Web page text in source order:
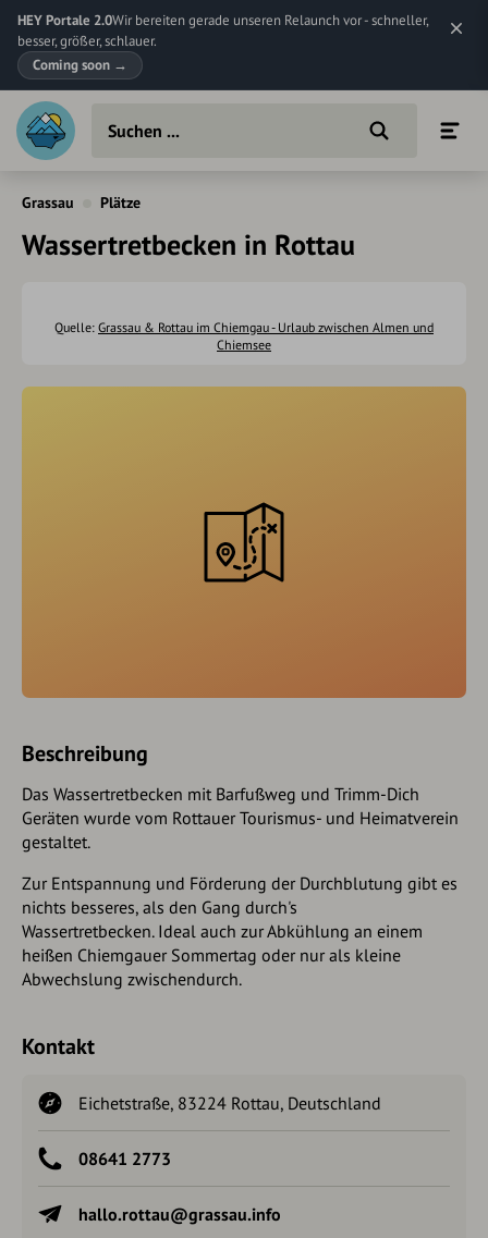
HEY Portale 2.0Wir bereiten gerade unseren Relaunch vor - schneller,
besser, größer, schlauer.
Coming soon →
Grassau Plätze
Wassertretbecken in Rottau
Quelle: Grassau & Rottau im Chiemgau - Urlaub zwischen Almen und
Chiemsee
Beschreibung
Das Wassertretbecken mit Barfußweg und Trimm-Dich
Geräten wurde vom Rottauer Tourismus- und Heimatverein
gestaltet.
Zur Entspannung und Förderung der Durchblutung gibt es
nichts besseres, als den Gang durch's
Wassertretbecken. Ideal auch zur Abkühlung an einem
heißen Chiemgauer Sommertag oder nur als kleine
Abwechslung zwischendurch.
Kontakt
Eichetstraße, 83224 Rottau, Deutschland
08641 2773
hallo.rottau@grassau.info